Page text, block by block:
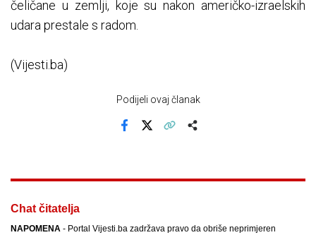
čeličane u zemlji, koje su nakon američko-izraelskih
udara prestale s radom.
(Vijesti.ba)
Podijeli ovaj članak
Chat čitatelja
NAPOMENA - Portal Vijesti.ba zadržava pravo da obriše neprimjeren